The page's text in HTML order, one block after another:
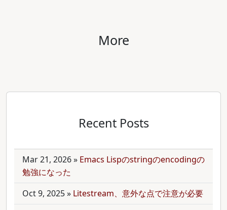
More
Recent Posts
Mar 21, 2026» Emacs Lispのstringのencodingの
勉強になった
Oct 9, 2025» Litestream、意外な点で注意が必要